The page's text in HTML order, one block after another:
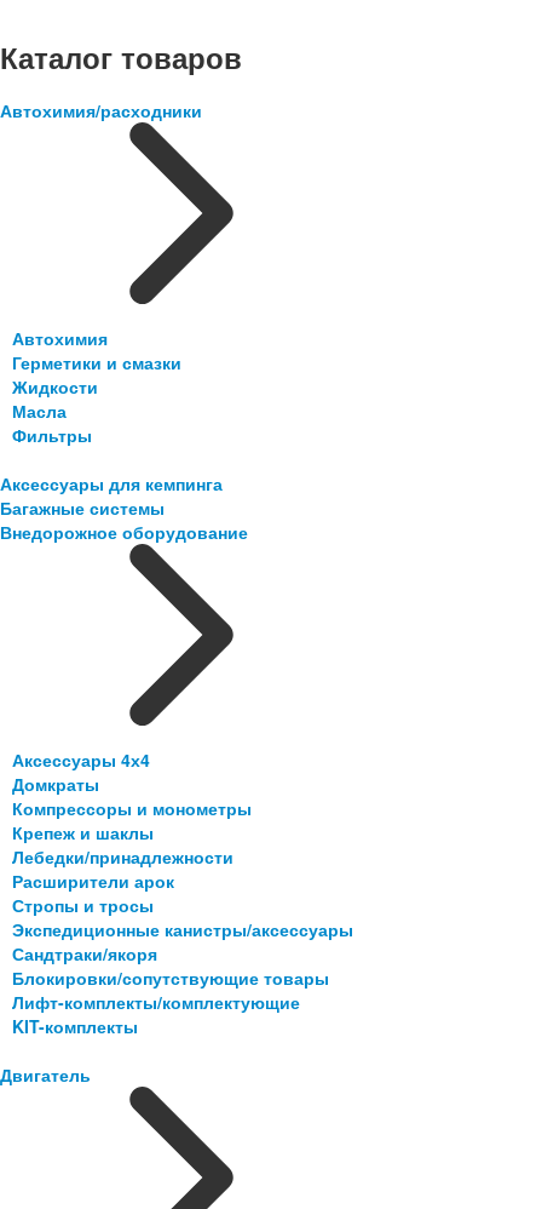
Каталог товаров
Автохимия/расходники
Автохимия
Герметики и смазки
Жидкости
Масла
Фильтры
Аксессуары для кемпинга
Багажные системы
Внедорожное оборудование
Аксессуары 4х4
Домкраты
Компрессоры и монометры
Крепеж и шаклы
Лебедки/принадлежности
Расширители арок
Стропы и тросы
Экспедиционные канистры/аксессуары
Сандтраки/якоря
Блокировки/сопутствующие товары
Лифт-комплекты/комплектующие
KIT-комплекты
Двигатель